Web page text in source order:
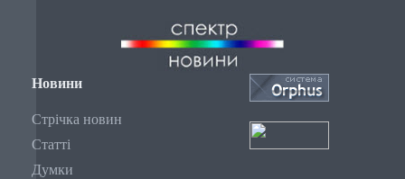
Новини
Стрічка новин
Статті
Думки